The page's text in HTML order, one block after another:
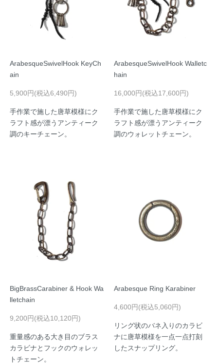
ArabesqueSwivelHook KeyCh
ain
5,900円(税込6,490円)
手作業で施した唐草模様にク
ラフト感が漂うアンティーク
調のキーチェーン。
ArabesqueSwivelHook Walletc
hain
16,000円(税込17,600円)
手作業で施した唐草模様にク
ラフト感が漂うアンティーク
調のウォレットチェーン。
BigBrassCarabiner & Hook Wa
lletchain
9,200円(税込10,120円)
重量感のある大き目のブラス
カラビナとフックのウォレッ
トチェーン。
Arabesque Ring Karabiner
4,600円(税込5,060円)
リング状のバネ入りのカラビ
ナに唐草模様を一点一点打刻
したスナップリング。